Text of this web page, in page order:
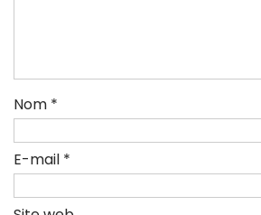
Nom *
E-mail *